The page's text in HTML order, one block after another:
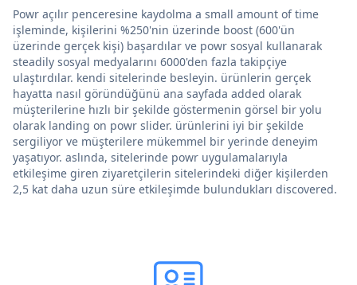
Powr açılır penceresine kaydolma a small amount of time
işleminde, kişilerini %250'nin üzerinde boost (600'ün
üzerinde gerçek kişi) başardılar ve powr sosyal kullanarak
steadily sosyal medyalarını 6000'den fazla takipçiye
ulaştırdılar. kendi sitelerinde besleyin. ürünlerin gerçek
hayatta nasıl göründüğünü ana sayfada added olarak
müşterilerine hızlı bir şekilde göstermenin görsel bir yolu
olarak landing on powr slider. ürünlerini iyi bir şekilde
sergiliyor ve müşterilere mükemmel bir yerinde deneyim
yaşatıyor. aslında, sitelerinde powr uygulamalarıyla
etkileşime giren ziyaretçilerin sitelerindeki diğer kişilerden
2,5 kat daha uzun süre etkileşimde bulundukları discovered.